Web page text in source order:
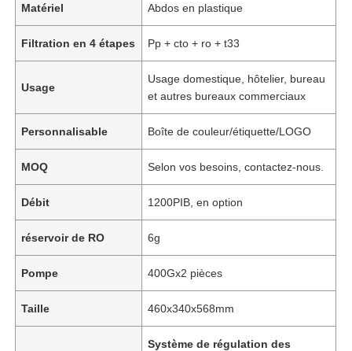
Matériel Abdos en plastique
Filtration en 4 étapes Pp + cto + ro + t33
Usage
Usage domestique, hôtelier, bureau
et autres bureaux commerciaux
Personnalisable Boîte de couleur/étiquette/LOGO
MOQ Selon vos besoins, contactez-nous.
Débit 1200PIB, en option
réservoir de RO 6g
Pompe 400Gx2 pièces
Taille 460x340x568mm
Système de régulation des